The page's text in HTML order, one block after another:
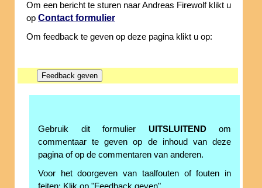
Om een bericht te sturen naar Andreas Firewolf klikt u
op Contact formulier
Om feedback te geven op deze pagina klikt u op:
Gebruik dit formulier UITSLUITENDom
commentaar te geven op de inhoud van deze
pagina of op de commentaren van anderen.
Voor het doorgeven van taalfouten of fouten in